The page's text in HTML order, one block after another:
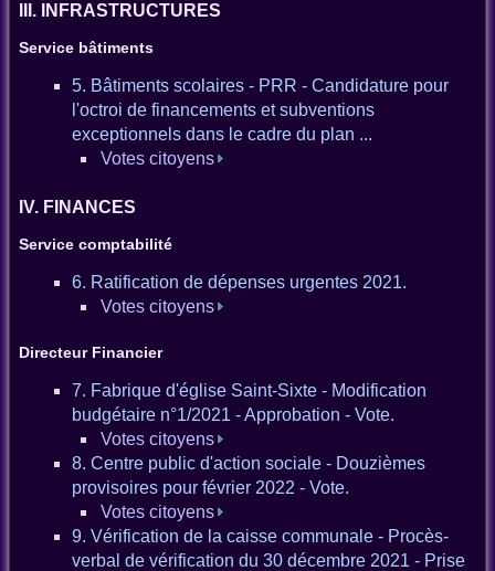
III. INFRASTRUCTURES
Service bâtiments
5. Bâtiments scolaires - PRR - Candidature pour
l'octroi de financements et subventions
exceptionnels dans le cadre du plan ...
Votes citoyens
IV. FINANCES
Service comptabilité
6. Ratification de dépenses urgentes 2021.
Votes citoyens
Directeur Financier
7. Fabrique d'église Saint-Sixte - Modification
budgétaire n°1/2021 - Approbation - Vote.
Votes citoyens
8. Centre public d'action sociale - Douzièmes
provisoires pour février 2022 - Vote.
Votes citoyens
9. Vérification de la caisse communale - Procès-
verbal de vérification du 30 décembre 2021 - Prise